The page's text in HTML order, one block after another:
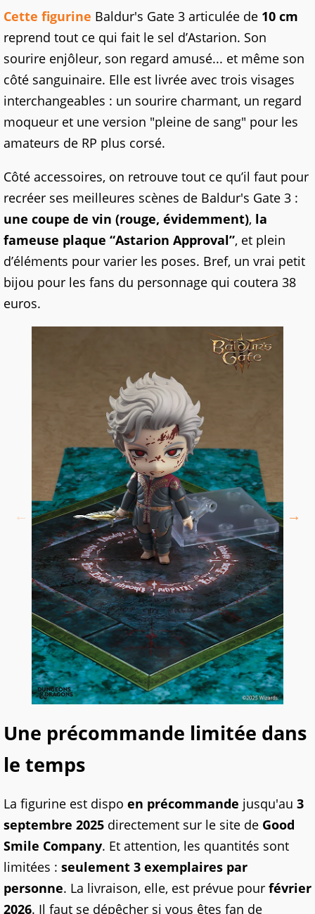
Cette figurine Baldur's Gate 3 articulée de 10 cm
reprend tout ce qui fait le sel d’Astarion. Son
sourire enjôleur, son regard amusé... et même son
côté sanguinaire. Elle est livrée avec trois visages
interchangeables : un sourire charmant, un regard
moqueur et une version "pleine de sang" pour les
amateurs de RP plus corsé.
Côté accessoires, on retrouve tout ce qu’il faut pour
recréer ses meilleures scènes de Baldur's Gate 3 :
une coupe de vin (rouge, évidemment), la
fameuse plaque “Astarion Approval”, et plein
d’éléments pour varier les poses. Bref, un vrai petit
bijou pour les fans du personnage qui coutera 38
euros.
Une précommande limitée dans
le temps
La figurine est dispo en précommande jusqu'au 3
septembre 2025 directement sur le site de Good
Smile Company. Et attention, les quantités sont
limitées : seulement 3 exemplaires par
personne. La livraison, elle, est prévue pour février
2026. Il faut se dépêcher si vous êtes fan de